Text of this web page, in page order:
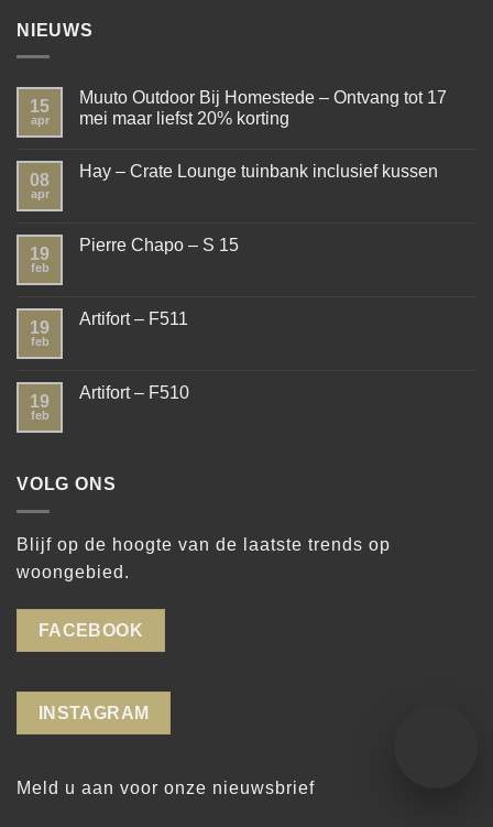
NIEUWS
15
apr
Muuto Outdoor Bij Homestede – Ontvang tot 17
mei maar liefst 20% korting
08
apr
Hay – Crate Lounge tuinbank inclusief kussen
19
feb
Pierre Chapo – S 15
19
feb
Artifort – F511
19
feb
Artifort – F510
VOLG ONS
Blijf op de hoogte van de laatste trends op
woongebied.
FACEBOOK
INSTAGRAM
Meld u aan voor onze nieuwsbrief